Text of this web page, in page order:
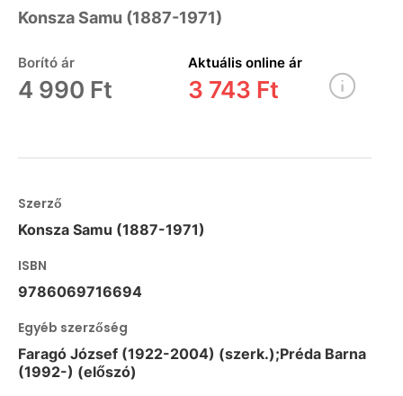
Konsza Samu (1887-1971)
Borító ár
4 990 Ft
Aktuális online ár
3 743 Ft
Szerző
Konsza Samu (1887-1971)
ISBN
9786069716694
Egyéb szerzőség
Faragó József (1922-2004) (szerk.);Préda Barna
(1992-) (előszó)